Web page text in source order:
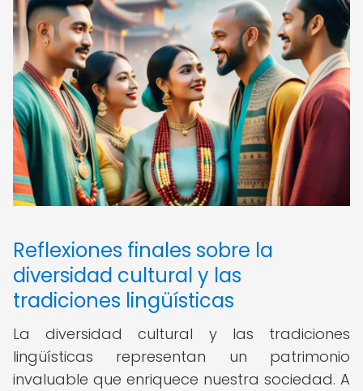
Reflexiones finales sobre la
diversidad cultural y las
tradiciones lingüísticas
La diversidad cultural y las tradiciones
lingüísticas representan un patrimonio
invaluable que enriquece nuestra sociedad. A